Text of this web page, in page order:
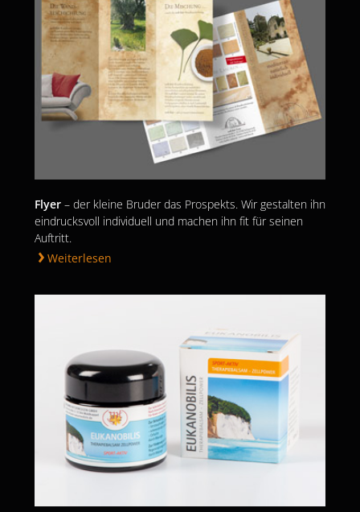
Flyer – der kleine Bruder das Prospekts. Wir gestalten ihn
eindrucksvoll individuell und machen ihn fit für seinen
Auftritt.
Weiterlesen